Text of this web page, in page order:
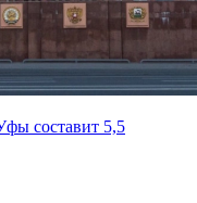
составит 5,5